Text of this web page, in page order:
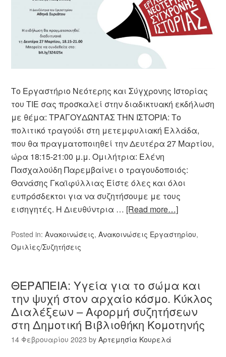
Το Εργαστήριο Νεότερης και Σύγχρονης Ιστορίας
του ΤΙΕ σας προσκαλεί στην διαδικτυακή εκδήλωση
με θέμα: ΤΡΑΓΟΥΔΩΝΤΑΣ ΤΗΝ ΙΣΤΟΡΙΑ: Το
πολιτικό τραγούδι στη μετεμφυλιακή Ελλάδα,
που θα πραγματοποιηθεί την Δευτέρα 27 Μαρτίου,
ώρα 18:15-21:00 μ.μ. Ομιλήτρια: Ελένη
Πασχαλούδη Παρεμβαίνει ο τραγουδοποιός:
Θανάσης Γκαϊφύλλιας Είστε όλες και όλοι
ευπρόσδεκτοι για να συζητήσουμε με τους
εισηγητές. Η Διευθύντρια … [Read more…]
Posted in:Ανακοινώσεις,Ανακοινώσεις Εργαστηρίου,
Ομιλίες/Συζητήσεις
ΘΕΡΑΠΕΙΑ: Υγεία για το σώμα και
την ψυχή στον αρχαίο κόσμο. Κύκλος
Διαλέξεων – Αφορμή συζητήσεων
στη Δημοτική Βιβλιοθήκη Κομοτηνής
14 Φεβρουαρίου 2023 byΑρτεμησία Κουρελά